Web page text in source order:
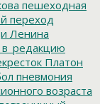
пешеходная
переход
Ленина
Платон
пневмония
возраста